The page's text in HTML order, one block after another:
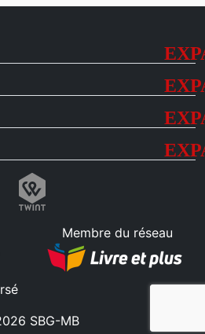
Membre du réseau
SBG-MB